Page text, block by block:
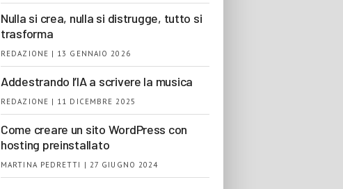
Nulla si crea, nulla si distrugge, tutto si
trasforma
REDAZIONE | 13 GENNAIO 2026
Addestrando l’IA a scrivere la musica
REDAZIONE | 11 DICEMBRE 2025
Come creare un sito WordPress con
hosting preinstallato
MARTINA PEDRETTI | 27 GIUGNO 2024